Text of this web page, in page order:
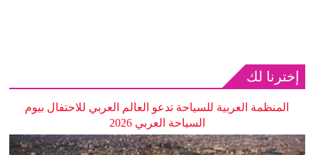
إخترنا لك
المنظمة العربية للسياحة تدعو العالم العربي للاحتفال بيوم
السياحة العربي 2026